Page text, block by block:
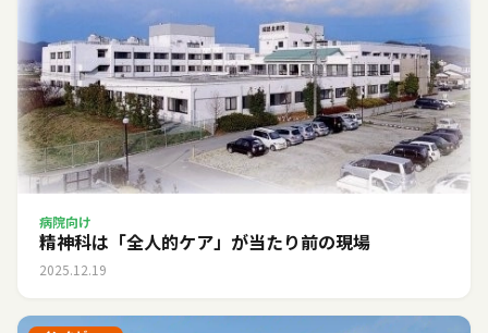
病院向け
精神科は「全人的ケア」が当たり前の現場
2025.12.19